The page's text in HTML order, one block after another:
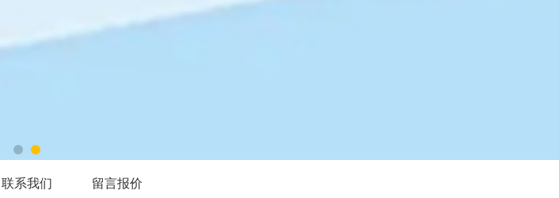
联系我们 留言报价